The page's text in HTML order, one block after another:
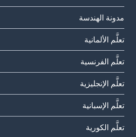
مدونة الهندسة
تعلَّم الألمانية
تعلَّم الفرنسية
تعلَّم الإنجليزية
تعلَّم الإسبانية
تعلَّم الكورية